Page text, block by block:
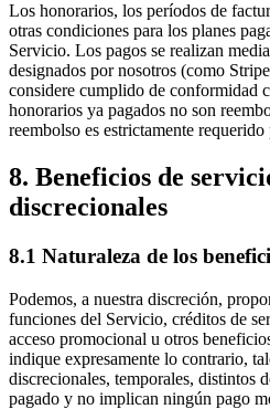
Los honorarios, los períodos de
otras condiciones para los planes
Servicio. Los pagos se realizan
designados por nosotros (como
considere cumplido de conformidad
honorarios ya pagados no son
reembolso es estrictamente
8. Beneficios de
discrecionales
8.1 Naturaleza de los
Podemos, a nuestra discreción,
funciones del Servicio, créditos de
acceso promocional u otros
indique expresamente lo contrario,
discrecionales, temporales, distintos
pagado y no implican ningún pago